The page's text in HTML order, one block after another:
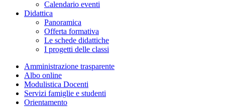
Calendario eventi
Didattica
Panoramica
Offerta formativa
Le schede didattiche
I progetti delle classi
Amministrazione trasparente
Albo online
Modulistica Docenti
Servizi famiglie e studenti
Orientamento